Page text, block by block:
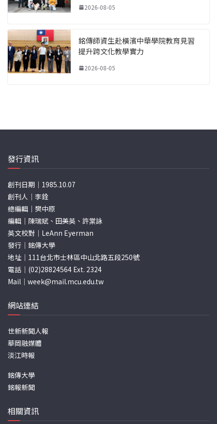
2026-08-05
銘傳師資生赴橫濱中華學院教育見習
提升跨文化教學實力
2026-08-05
發行資訊
創刊日期｜1985.10.07
創刊人｜李銓
總編輯｜樊中原
編輯｜陳瑞斌、田美英、許棠詠
英文校對｜LeAnn Eyerman
發行｜銘傳大學
地址｜111台北市士林區中山北路五段250號
電話｜(02)28824564 Ext. 2324
Mail｜ week@mail.mcu.edu.tw
網站連結
世新新聞人報
華岡融媒體
淡江時報
銘傳大學
銘報新聞
相關資訊